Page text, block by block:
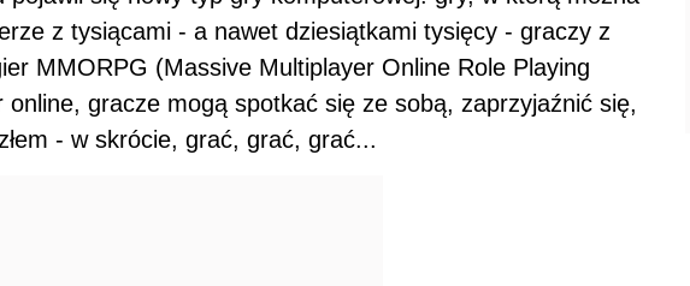
z tysiącami - a nawet dziesiątkami tysięcy - graczy z
MMORPG (Massive Multiplayer Online Role Playing
gracze mogą spotkać się ze sobą, zaprzyjaźnić się,
- w skrócie, grać, grać, grać...